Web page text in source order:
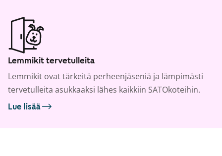
Lemmikit tervetulleita
Lemmikit ovat tärkeitä perheenjäseniä ja lämpimästi
tervetulleita asukkaaksi lähes kaikkiin SATOkoteihin.
Lue lisää